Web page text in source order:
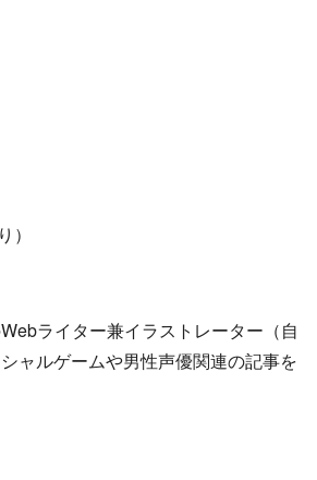
）
ライター兼イラストレーター（自
ャルゲームや男性声優関連の記事を